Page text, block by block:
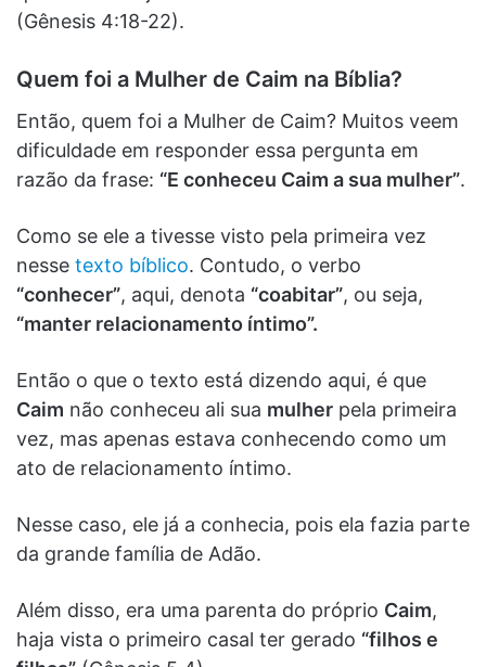
(Gênesis 4:18-22).
Quem foi a Mulher de Caim na Bíblia?
Então, quem foi a Mulher de Caim? Muitos veem
dificuldade em responder essa pergunta em
razão da frase: “E conheceu Caim a sua mulher”.
Como se ele a tivesse visto pela primeira vez
nesse texto bíblico. Contudo, o verbo
“conhecer”, aqui, denota “coabitar”, ou seja,
“manter relacionamento íntimo”.
Então o que o texto está dizendo aqui, é que
Caim não conheceu ali sua mulher pela primeira
vez, mas apenas estava conhecendo como um
ato de relacionamento íntimo.
Nesse caso, ele já a conhecia, pois ela fazia parte
da grande família de Adão.
Além disso, era uma parenta do próprio Caim,
haja vista o primeiro casal ter gerado “filhos e